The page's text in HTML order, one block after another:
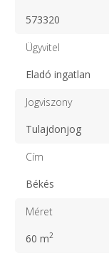
573320
Ügyvitel
Eladó ingatlan
Jogviszony
Tulajdonjog
Cím
Békés
Méret
60 m2